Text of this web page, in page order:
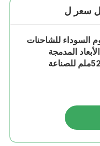
سعر ل
السوداء للشاحنات
المدمجة